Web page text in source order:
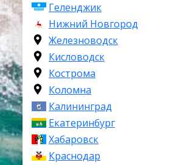
Геленджик
Нижний Новгород
Железноводск
Кисловодск
Кострома
Коломна
Калининград
Екатеринбург
Хабаровск
Краснодар